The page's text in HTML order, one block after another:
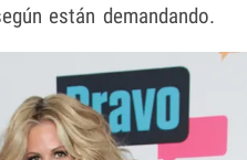
están demandando.